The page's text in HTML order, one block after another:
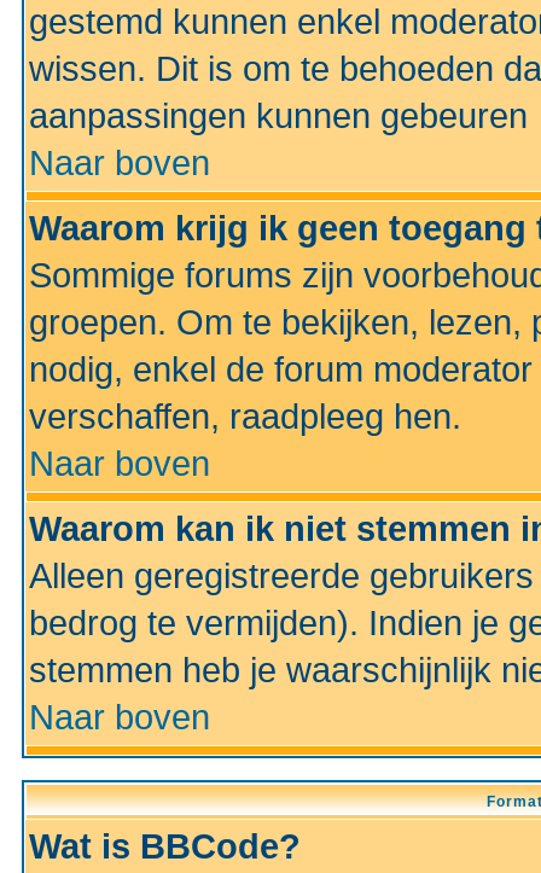
gestemd kunnen enkel
wissen. Dit is om te behoeden
aanpassingen kunnen gebeuren
Naar boven
Waarom krijg ik geen
Sommige forums zijn
groepen. Om te bekijken, lezen,
nodig, enkel de forum
verschaffen, raadpleeg hen.
Naar boven
Waarom kan ik niet stemmen
Alleen geregistreerde
bedrog te vermijden). Indien je
stemmen heb je waarschijnlijk
Naar boven
Wat is BBCode?